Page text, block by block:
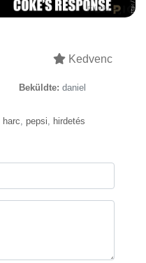
Kedvenc
Beküldte: daniel
harc, pepsi, hirdetés